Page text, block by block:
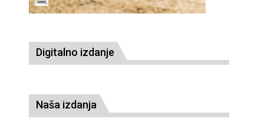
Digitalno izdanje
Naša izdanja